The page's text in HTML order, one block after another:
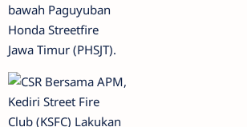
bawah Paguyuban
Honda Streetfire
Jawa Timur (PHSJT).